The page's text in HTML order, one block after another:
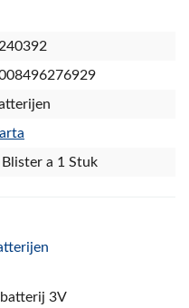
Blister a 1 Stuk
3V